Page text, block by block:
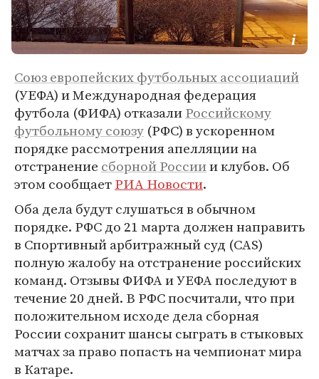
Союз европейских футбольных ассоциаций
(УЕФА) и Международная федерация
футбола (ФИФА) отказалиРоссийскому
футбольному союзу (РФС) в ускоренном
порядке рассмотрения апелляции на
отстранение сборной Россиии клубов. Об
этом сообщаетРИА Новости.
Оба дела будут слушаться в обычном
порядке. РФС до 21 марта должен направить
в Спортивный арбитражный суд (CAS)
полную жалобу на отстранение российских
команд. Отзывы ФИФА и УЕФА последуют в
течение 20 дней. В РФС посчитали, что при
положительном исходе дела сборная
России сохранит шансы сыграть в стыковых
матчах за право попасть на чемпионат мира
в Катаре.